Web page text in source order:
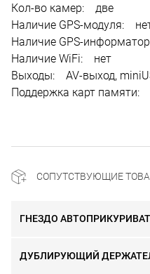
Кол-во камер: две
Наличие GPS-модуля:
Наличие GPS-
Наличие WiFi: нет
Выходы: AV-выход,
Поддержка карт памяти:
СОПУТСТВУЮЩИЕ
ГНЕЗДО
ДУБЛИРУЮЩИЙ